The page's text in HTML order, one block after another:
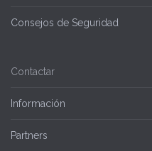
Consejos de Seguridad
Contactar
Información
Partners